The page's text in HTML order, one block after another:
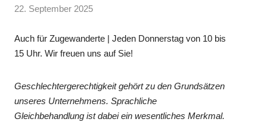
22. September 2025
Auch für Zugewanderte | Jeden Donnerstag von 10 bis
15 Uhr. Wir freuen uns auf Sie!
Geschlechtergerechtigkeit gehört zu den Grundsätzen
unseres Unternehmens. Sprachliche
Gleichbehandlung ist dabei ein wesentliches Merkmal.